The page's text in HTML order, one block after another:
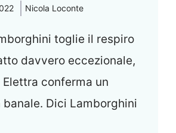
Nicola Loconte
toglie il respiro
davvero eccezionale,
conferma un
Dici Lamborghini